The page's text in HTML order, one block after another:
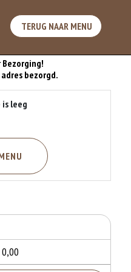
TERUG NAAR MENU
Bezorging!
bezorgd.
leeg